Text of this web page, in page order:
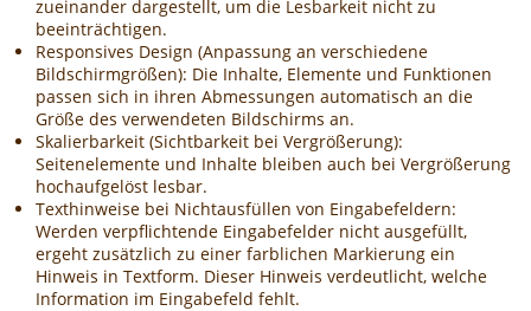
zueinander dargestellt, um die Lesbarkeit nicht zu
beeinträchtigen.
Responsives Design (Anpassung an verschiedene
Bildschirmgrößen): Die Inhalte, Elemente und Funktionen
passen sich in ihren Abmessungen automatisch an die
Größe des verwendeten Bildschirms an.
Skalierbarkeit (Sichtbarkeit bei Vergrößerung):
Seitenelemente und Inhalte bleiben auch bei Vergrößerung
hochaufgelöst lesbar.
Texthinweise bei Nichtausfüllen von Eingabefeldern:
Werden verpflichtende Eingabefelder nicht ausgefüllt,
ergeht zusätzlich zu einer farblichen Markierung ein
Hinweis in Textform. Dieser Hinweis verdeutlicht, welche
Information im Eingabefeld fehlt.